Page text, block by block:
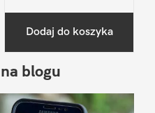
Dodaj do koszyka
blogu